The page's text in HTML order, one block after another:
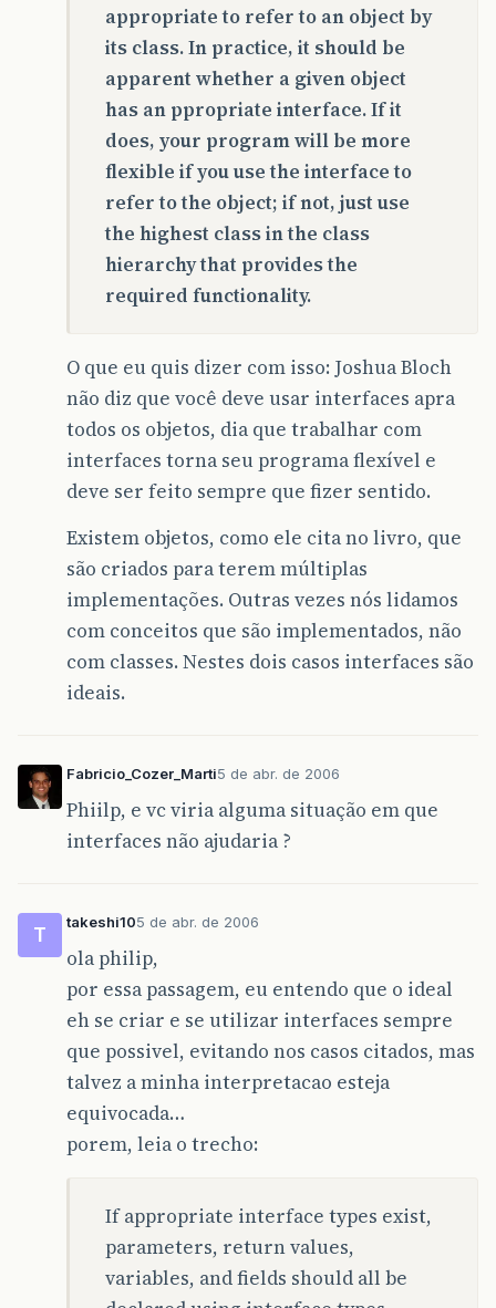
appropriate to refer to an object by
its class. In practice, it should be
apparent whether a given object
has an ppropriate interface. If it
does, your program will be more
flexible if you use the interface to
refer to the object; if not, just use
the highest class in the class
hierarchy that provides the
required functionality.
O que eu quis dizer com isso: Joshua Bloch
não diz que você deve usar interfaces apra
todos os objetos, dia que trabalhar com
interfaces torna seu programa flexível e
deve ser feito sempre que fizer sentido.
Existem objetos, como ele cita no livro, que
são criados para terem múltiplas
implementações. Outras vezes nós lidamos
com conceitos que são implementados, não
com classes. Nestes dois casos interfaces são
ideais.
Fabricio_Cozer_Marti5 de abr. de 2006
Phiilp, e vc viria alguma situação em que
interfaces não ajudaria ?
T
takeshi105 de abr. de 2006
ola philip,
por essa passagem, eu entendo que o ideal
eh se criar e se utilizar interfaces sempre
que possivel, evitando nos casos citados, mas
talvez a minha interpretacao esteja
equivocada…
porem, leia o trecho:
If appropriate interface types exist,
parameters, return values,
variables, and fields should all be